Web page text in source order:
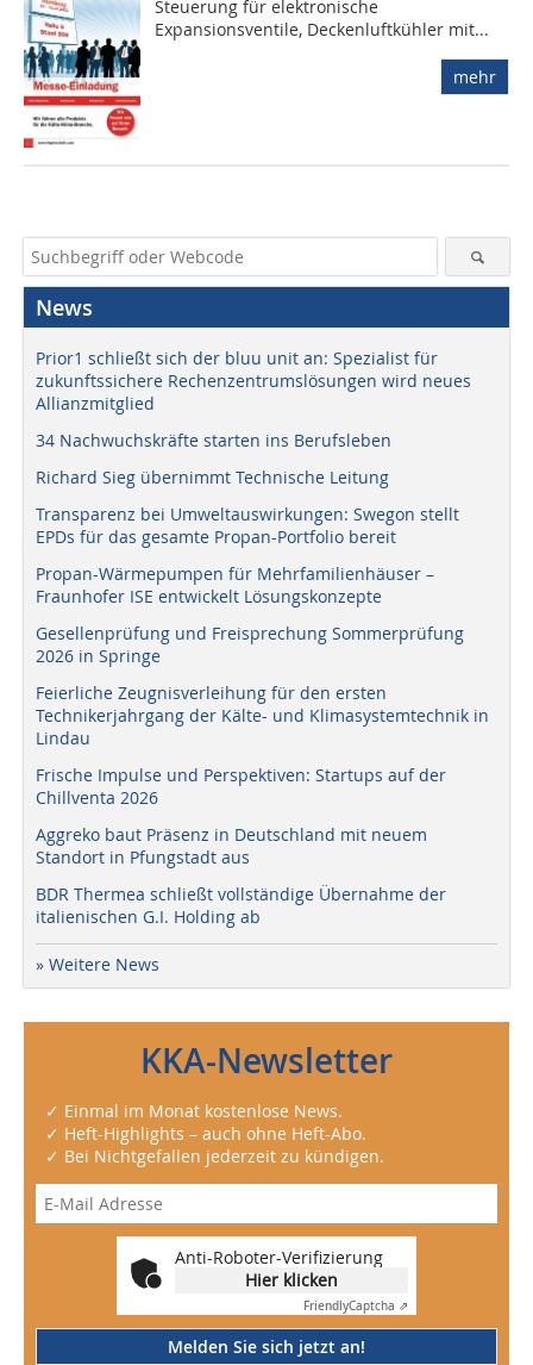
Steuerung für elektronische
Expansionsventile, Deckenluftkühler mit...
mehr
News
Prior1 schließt sich der bluu unit an: Spezialist für
zukunftssichere Rechenzentrumslösungen wird neues
Allianzmitglied
34 Nachwuchskräfte starten ins Berufsleben
Richard Sieg übernimmt Technische Leitung
Transparenz bei Umweltauswirkungen: Swegon stellt
EPDs für das gesamte Propan-Portfolio bereit
Propan-Wärmepumpen für Mehrfamilienhäuser –
Fraunhofer ISE entwickelt Lösungskonzepte
Gesellenprüfung und Freisprechung Sommerprüfung
2026 in Springe
Feierliche Zeugnisverleihung für den ersten
Technikerjahrgang der Kälte- und Klimasystemtechnik in
Lindau
Frische Impulse und Perspektiven: Startups auf der
Chillventa 2026
Aggreko baut Präsenz in Deutschland mit neuem
Standort in Pfungstadt aus
BDR Thermea schließt vollständige Übernahme der
italienischen G.I. Holding ab
» Weitere News
KKA-Newsletter
✓ Einmal im Monat kostenlose News.
✓ Heft-Highlights – auch ohne Heft-Abo.
✓ Bei Nichtgefallen jederzeit zu kündigen.
Anti-Roboter-Verifizierung
Hier klicken
FriendlyCaptcha ⇗
Melden Sie sich jetzt an!